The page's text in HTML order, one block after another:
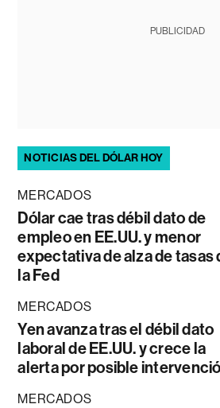
PUBLICIDAD
NOTICIAS DEL DÓLAR HOY
MERCADOS
Dólar cae tras débil dato de
empleo en EE.UU. y menor
expectativa de alza de tasas
la Fed
MERCADOS
Yen avanza tras el débil dato
laboral de EE.UU. y crece la
alerta por posible
MERCADOS